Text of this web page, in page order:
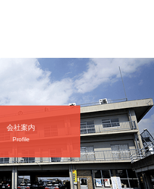
会社案内
Profile